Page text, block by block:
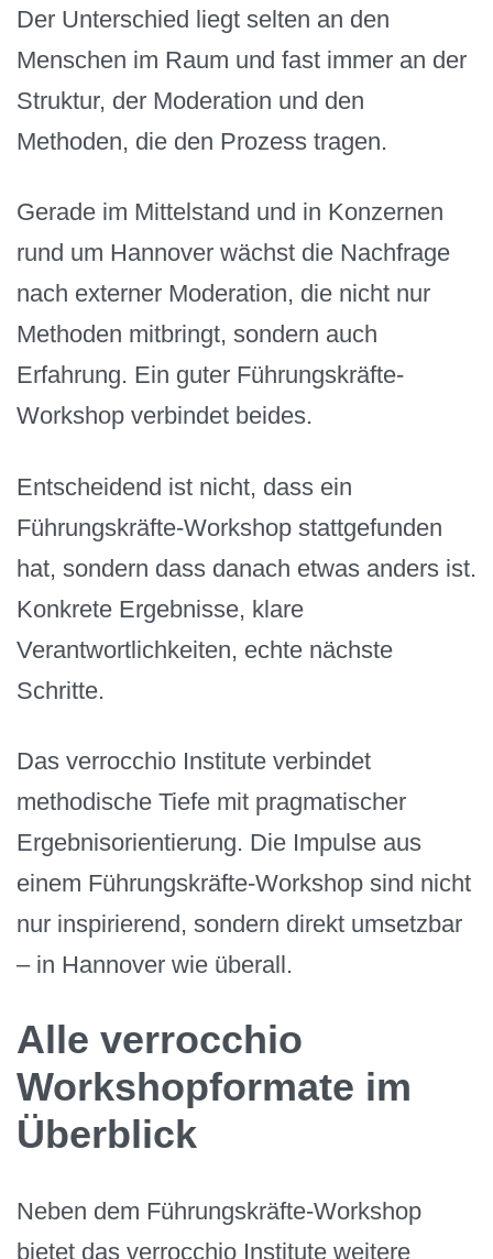
Der Unterschied liegt selten an den
Menschen im Raum und fast immer an der
Struktur, der Moderation und den
Methoden, die den Prozess tragen.
Gerade im Mittelstand und in Konzernen
rund um Hannover wächst die Nachfrage
nach externer Moderation, die nicht nur
Methoden mitbringt, sondern auch
Erfahrung. Ein guter Führungskräfte-
Workshop verbindet beides.
Entscheidend ist nicht, dass ein
Führungskräfte-Workshop stattgefunden
hat, sondern dass danach etwas anders ist.
Konkrete Ergebnisse, klare
Verantwortlichkeiten, echte nächste
Schritte.
Das verrocchio Institute verbindet
methodische Tiefe mit pragmatischer
Ergebnisorientierung. Die Impulse aus
einem Führungskräfte-Workshop sind nicht
nur inspirierend, sondern direkt umsetzbar
– in Hannover wie überall.
Alle verrocchio
Workshopformate im
Überblick
Neben dem Führungskräfte-Workshop
bietet das verrocchio Institute weitere